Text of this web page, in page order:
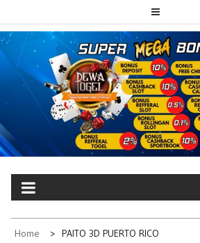
content
PAITO
Portal berita dewatogel update setiap
Home PAITO 3D PUERTO RICO